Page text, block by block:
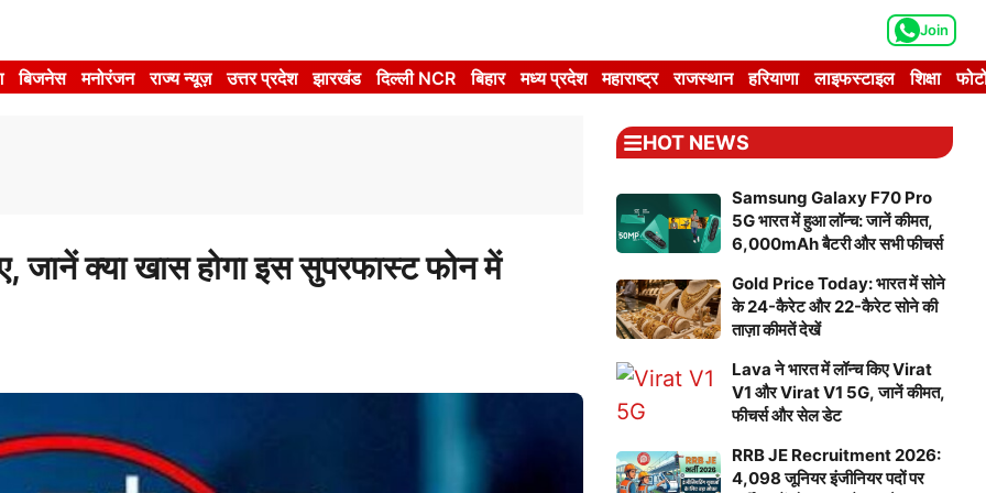
Join
बिजनेस मनोरंजन राज्य न्यूज़ उत्तर प्रदेश झारखंड दिल्ली NCR बिहार मध्य प्रदेश महाराष्ट्र राजस्थान हरियाणा लाइफस्टाइल शिक्षा
क्या खास होगा इस सुपरफास्ट फोन में
HOT NEWS
Samsung Galaxy F70 Pro
5G भारत में हुआ लॉन्च: जानें कीमत,
6,000mAh बैटरी और सभी फीचर्स
Gold Price Today: भारत में सोने
के 24-कैरेट और 22-कैरेट सोने की
ताज़ा कीमतें देखें
Lava ने भारत में लॉन्च किए Virat
V1 और Virat V1 5G, जानें कीमत,
फीचर्स और सेल डेट
RRB JE Recruitment 2026:
4,098 जूनियर इंजीनियर पदों पर